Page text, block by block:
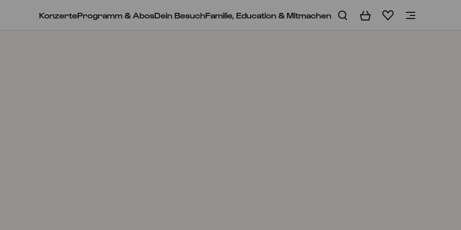
KonzerteProgramm & AbosDein BesuchFamilie, Education & Mitmachen WarenkorbMerkliste